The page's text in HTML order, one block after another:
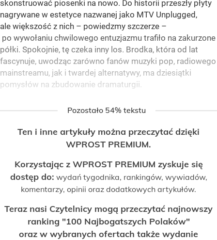
skonstruować piosenki na nowo. Do historii przeszły płyty
nagrywane w estetyce nazwanej jako MTV Unplugged,
ale większość z nich – powiedzmy szczerze –
po wywołaniu chwilowego entuzjazmu trafiło na zakurzone
półki. Spokojnie, tę czeka inny los. Brodka, która od lat
fascynuje, uwodząc zarówno fanów muzyki pop, radiowego
mainstreamu, jak i twardej alternatywy, ma dziesiątki
pomysłów na zbudowanie dramaturgii.
Pozostało 54% tekstu
Ten i inne artykuły można przeczytać dzięki
WPROST PREMIUM.
Korzystając z WPROST PREMIUM zyskuje się
dostęp do: wydań tygodnika, rankingów, wywiadów,
komentarzy, opinii oraz dodatkowych artykułów.
Teraz nasi Czytelnicy mogą przeczytać najnowszy
ranking "100 Najbogatszych Polaków"
oraz w wybranych ofertach także wydanie